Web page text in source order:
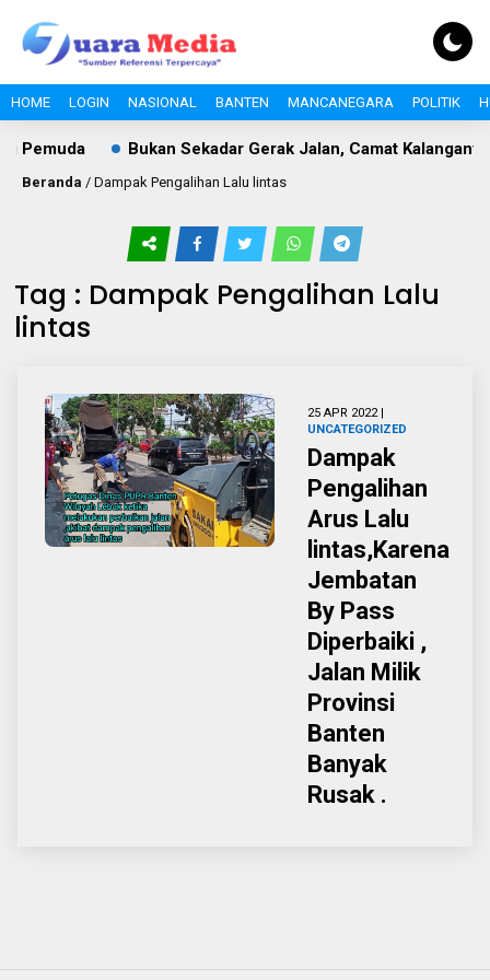
HOME LOGIN NASIONAL BANTEN MANCANEGARA POLITIK
Pemuda Bukan Sekadar Gerak Jalan, Camat
Beranda / Dampak Pengalihan Lalu lintas
Tag : Dampak Pengalihan Lalu
lintas
25 APR 2022 |
UNCATEGORIZED
Dampak
Pengalihan
Arus Lalu
lintas,Karena
Jembatan
By Pass
Diperbaiki ,
Jalan Milik
Provinsi
Banten
Banyak
Rusak .